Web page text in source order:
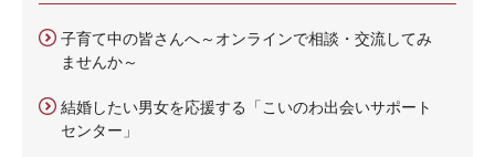
子育て中の皆さんへ～オンラインで相談・交流してみ
ませんか～
結婚したい男女を応援する「こいのわ出会いサポート
センター」